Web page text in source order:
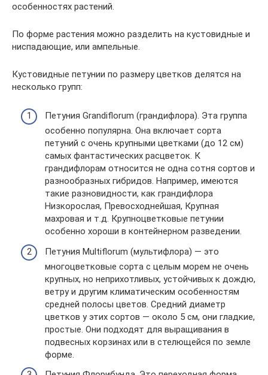
особенностях растений.
По форме растения можно разделить на кустовидные и
ниспадающие, или ампельные.
Кустовидные петунии по размеру цветков делятся на
несколько групп:
Петуния Grandiflorum (грандифлора). Эта группа
особенно популярна. Она включает сорта
петуний с очень крупными цветками (до 12 см)
самых фантастических расцветок. К
грандифлорам относится не одна сотня сортов и
разнообразных гибридов. Например, имеются
такие разновидности, как грандифлора
Низкорослая, Превосходнейшая, Крупная
махровая и т.д. Крупноцветковые петунии
особенно хороши в контейнерном разведении.
Петуния Multiflorum (мультифлора) — это
многоцветковые сорта с целым морем не очень
крупных, но неприхотливых, устойчивых к дождю,
ветру и другим климатическим особенностям
средней полосы цветов. Средний диаметр
цветков у этих сортов — около 5 см, они гладкие,
простые. Они подходят для выращивания в
подвесных корзинах или в стелющейся по земле
форме.